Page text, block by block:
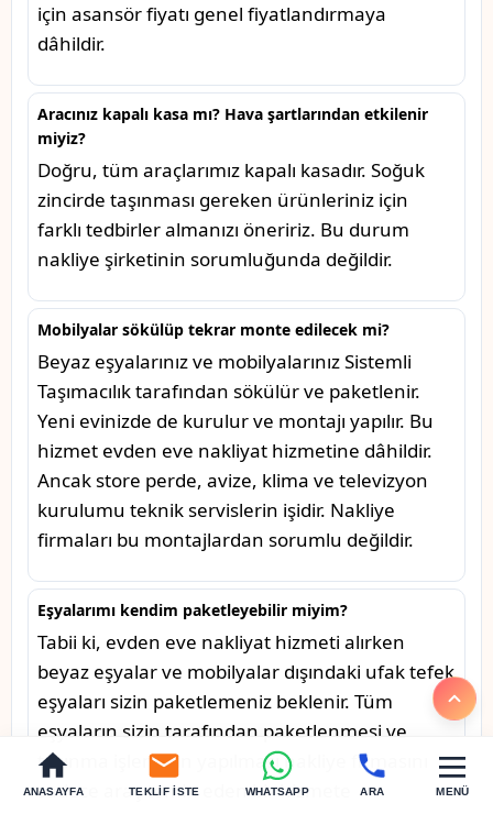
ANASAYFA TEKLIF İSTE WHATSAPP ARA MENÜ
için asansör fiyatı genel fiyatlandırmaya
dâhildir.
Aracınız kapalı kasa mı? Hava şartlarından etkilenir
miyiz?
Doğru, tüm araçlarımız kapalı kasadır. Soğuk
zincirde taşınması gereken ürünleriniz için
farklı tedbirler almanızı öneririz. Bu durum
nakliye şirketinin sorumluğunda değildir.
Mobilyalar sökülüp tekrar monte edilecek mi?
Beyaz eşyalarınız ve mobilyalarınız Sistemli
Taşımacılık tarafından sökülür ve paketlenir.
Yeni evinizde de kurulur ve montajı yapılır. Bu
hizmet evden eve nakliyat hizmetine dâhildir.
Ancak store perde, avize, klima ve televizyon
kurulumu teknik servislerin işidir. Nakliye
firmaları bu montajlardan sorumlu değildir.
Eşyalarımı kendim paketleyebilir miyim?
Tabii ki, evden eve nakliyat hizmeti alırken
beyaz eşyalar ve mobilyalar dışındaki ufak tefek
eşyaları sizin paketlemeniz beklenir. Tüm
eşyaların sizin tarafından paketlenmesi ve
taşınma işleminin yapılması nakliye firmasını
sadece araç temin eden bir hizmete